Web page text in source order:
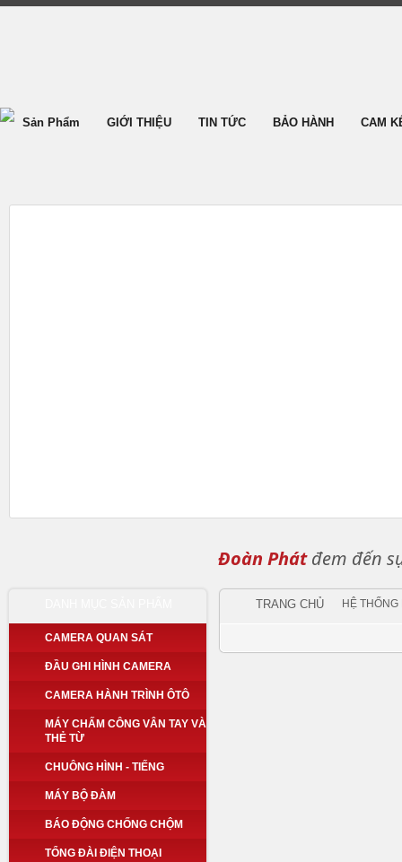
Sản Phẩm GIỚI THIỆU TIN TỨC BẢO HÀNH CAM
Đoàn Phátđem đến
CAMERA QUAN SÁT
ĐẦU GHI HÌNH CAMERA
CAMERA HÀNH TRÌNH ÔTÔ
MÁY CHẤM CÔNG VÂN TAY VÀ
THẺ TỪ
CHUÔNG HÌNH - TIẾNG
MÁY BỘ ĐÀM
BÁO ĐỘNG CHỐNG CHỘM
TỔNG ĐÀI ĐIỆN THOẠI
TRANG CHỦ HỆ